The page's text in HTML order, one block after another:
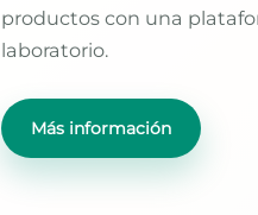
productos con una
laboratorio.
Más información